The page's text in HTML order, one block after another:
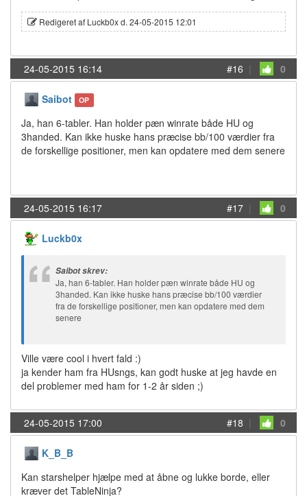
Redigeret af Luckb0x d. 24-05-2015 12:01
24-05-2015 16:14 #16 | 0
Saibot OP
Ja, han 6-tabler. Han holder pæn winrate både HU og
3handed. Kan ikke huske hans præcise bb/100 værdier fra
de forskellige positioner, men kan opdatere med dem senere
24-05-2015 16:17 #17 | 0
Luckb0x
Saibot skrev:
Ja, han 6-tabler. Han holder pæn winrate både HU og
3handed. Kan ikke huske hans præcise bb/100 værdier
fra de forskellige positioner, men kan opdatere med dem
senere
Ville være cool i hvert fald :)
ja kender ham fra HUsngs, kan godt huske at jeg havde en
del problemer med ham for 1-2 år siden ;)
24-05-2015 17:00 #18 | 0
K_B_B
Kan starshelper hjælpe med at åbne og lukke borde, eller
kræver det TableNinja?